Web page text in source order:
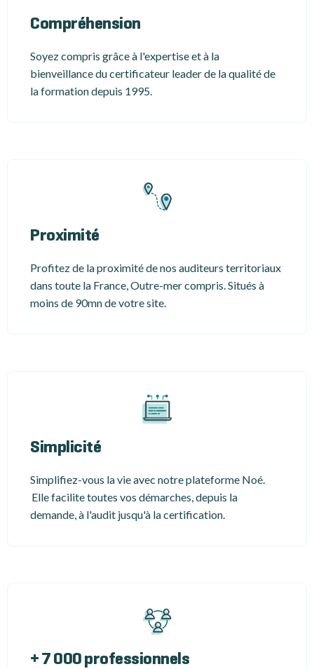
Compréhension
Soyez compris grâce à l'expertise et à la
bienveillance du certificateur leader de la qualité de
la formation depuis 1995.
Proximité
Profitez de la proximité de nos auditeurs territoriaux
dans toute la France, Outre-mer compris. Situés à
moins de 90mn de votre site.
Simplicité
Simplifiez-vous la vie avec notre plateforme Noé.
Elle facilite toutes vos démarches, depuis la
demande, à l'audit jusqu'à la certification.
+ 7 000 professionnels